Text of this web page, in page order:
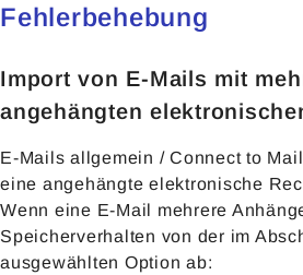
Fehlerbehebung
Import von E-Mails mit
angehängten
E-Mails allgemein / Connect to
eine angehängte elektronische
Wenn eine E-Mail mehrere
Speicherverhalten von der im
ausgewählten Option ab: